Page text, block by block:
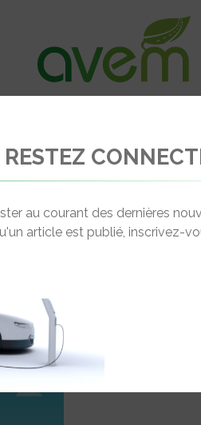
RESTEZ
au courant des dernières
article est publié, inscrivez-